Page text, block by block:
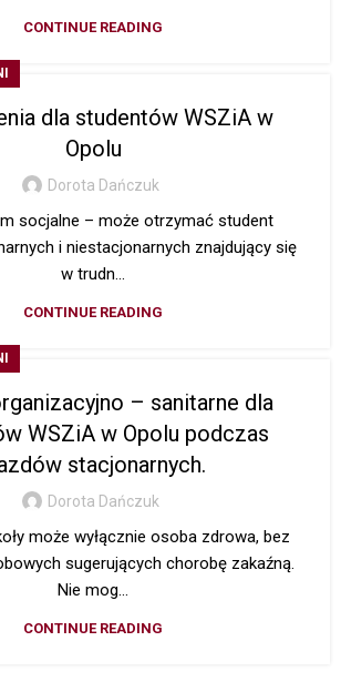
CONTINUE READING
dla studentów WSZiA w
Opolu
Dorota Dańczuk
socjalne – może otrzymać student
i niestacjonarnych znajdujący się
w trudn...
CONTINUE READING
– sanitarne dla
WSZiA w Opolu podczas
stacjonarnych.
Dorota Dańczuk
może wyłącznie osoba zdrowa, bez
sugerujących chorobę zakaźną.
Nie mog...
CONTINUE READING